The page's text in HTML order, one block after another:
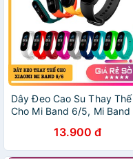
Dây Đeo Cao Su Thay Thế
Cho Mi Band 6/5, Mi Band
CHẤT LƯỢNG CAO]
13.900 đ